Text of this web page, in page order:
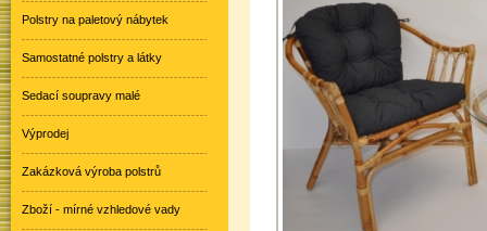
Polstry na paletový nábytek
Samostatné polstry a látky
Sedací soupravy malé
Výprodej
Zakázková výroba polstrů
Zboží - mírné vzhledové vady